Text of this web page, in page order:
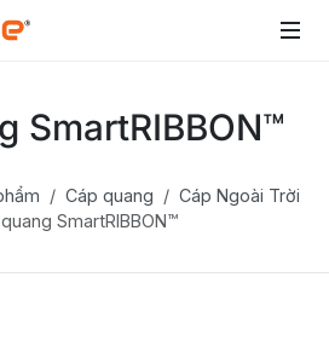
SmartRIBBON™
Cáp quang
Cáp Ngoài Trời
SmartRIBBON™